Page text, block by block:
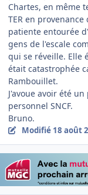
Chartes, en même
TER en
patiente entourée
gens de l'escale
qui se réveille. Elle
était catastrophée
Rambouillet.
J'avoue avoir été
personnel SNCF.
Bruno.
Modifié 18 août